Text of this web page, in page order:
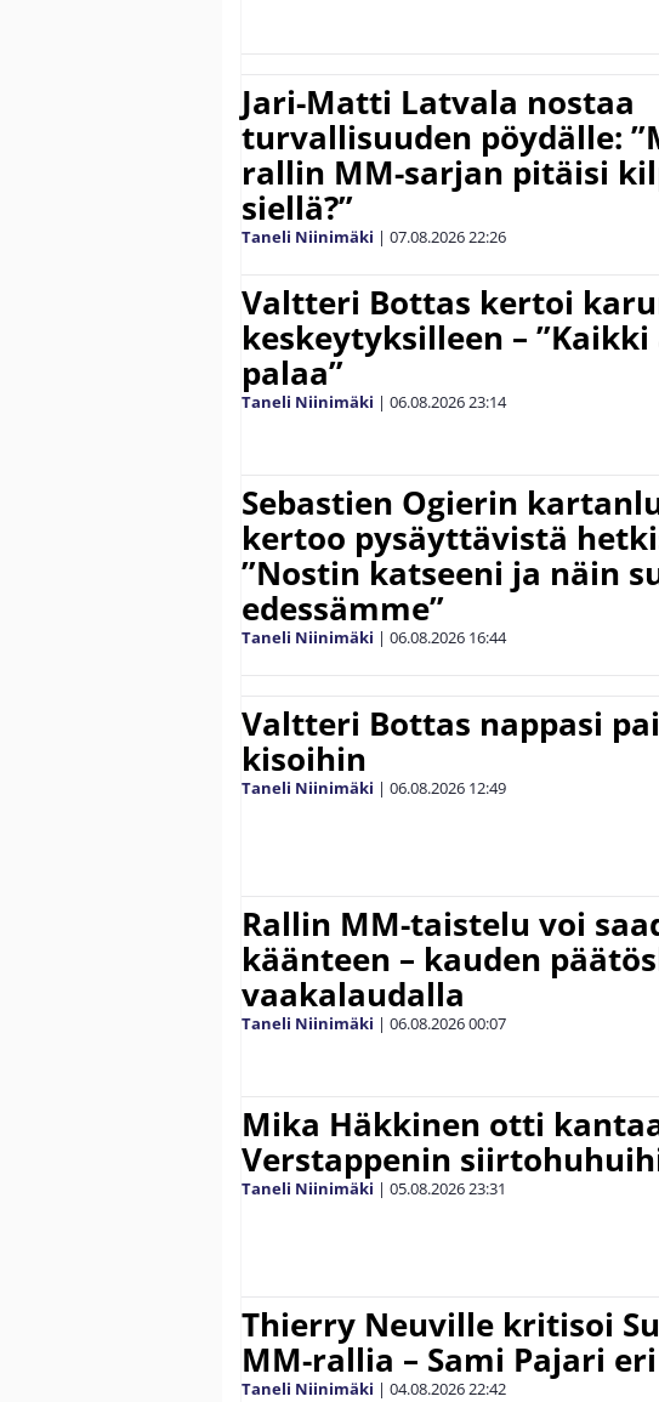
Jari-Matti Latvala nostaa
turvallisuuden pöydälle:
rallin MM-sarjan pitäisi
siellä?”
Taneli Niinimäki | 07.08.202622:26
Valtteri Bottas kertoi
keskeytyksilleen –
palaa”
Taneli Niinimäki | 06.08.202623:14
Sebastien Ogierin
kertoo pysäyttävistä
”Nostin katseeni ja näin
edessämme”
Taneli Niinimäki | 06.08.2026 16:44
Valtteri Bottas nappasi
kisoihin
Taneli Niinimäki | 06.08.2026 12:49
Rallin MM-taistelu voi
käänteen – kauden
vaakalaudalla
Taneli Niinimäki | 06.08.202600:07
Mika Häkkinen otti
Verstappenin
Taneli Niinimäki | 05.08.202623:31
Thierry Neuville kritisoi
MM-rallia – Sami Pajari
Taneli Niinimäki | 04.08.202622:42